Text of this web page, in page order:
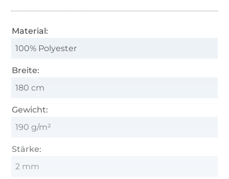
Material:
100% Polyester
Breite:
180 cm
Gewicht:
190 g/m²
Stärke:
2 mm